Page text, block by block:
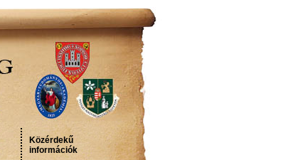
Közérdekű
információk